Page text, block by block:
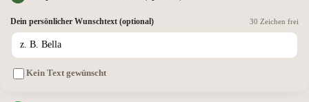
Dein persönlicher Wunschtext (optional) 30 Zeichen frei
Kein Text gewünscht